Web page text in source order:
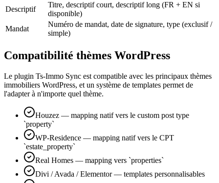
Descriptif
Titre, descriptif court, descriptif long (FR + EN si
disponible)
Mandat
Numéro de mandat, date de signature, type (exclusif /
simple)
Compatibilité thèmes WordPress
Le plugin Ts-Immo Sync est compatible avec les principaux thèmes
immobiliers WordPress, et un système de templates permet de
l'adapter à n'importe quel thème.
Houzez — mapping natif vers le custom post type
`property`
WP-Residence — mapping natif vers le CPT
`estate_property`
Real Homes — mapping vers `properties`
Divi / Avada / Elementor — templates personnalisables